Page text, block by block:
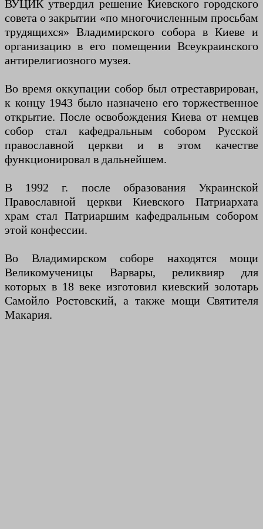
ВУЦИК утвердил решение Киевского городского
совета о закрытии «по многочисленным просьбам
трудящихся» Владимирского собора в Киеве и
организацию в его помещении Всеукраинского
антирелигиозного музея.
Во время оккупации собор был отреставрирован,
к концу 1943 было назначено его торжественное
открытие. После освобождения Киева от немцев
собор стал кафедральным собором Русской
православной церкви и в этом качестве
функционировал в дальнейшем.
В 1992 г. после образования Украинской
Православной церкви Киевского Патриархата
храм стал Патриаршим кафедральным собором
этой конфессии.
Во Владимирском соборе находятся мощи
Великомученицы Варвары, реликвияр для
которых в 18 веке изготовил киевский золотарь
Самойло Ростовский, а также мощи Святителя
Макария.